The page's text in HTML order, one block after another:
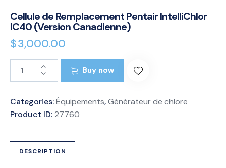
Cellule de Remplacement Pentair IntelliChlor
IC40 (Version Canadienne)
$3,000.00
Buy now
Categories:Équipements,Générateur de chlore
Product ID:27760
DESCRIPTION